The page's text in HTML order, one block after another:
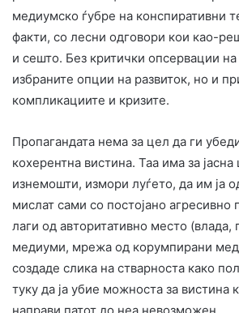
медиумско ѓубре на конспиративни
факти, со лесни одговори кои као-
и сешто. Без критички опсервации
избраните опции на развиток, но и
компликациите и кризите.
Пропагандата нема за цел да ги
кохерентна вистина. Таа има за јасна
изнемошти, измори луѓето, да им ја
мислат сами со постојано агресивно
лаги од авторитативно место (влада,
медиуми, мрежа од корумпирани
создаде слика на стварноста како
туку да ја убие можноста за вистина